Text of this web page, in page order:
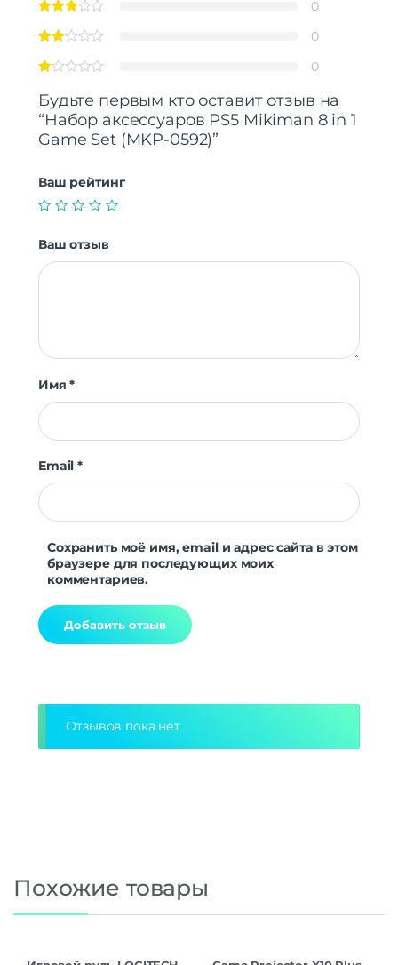
0
0
0
Будьте первым кто оставит отзыв на
“Набор аксессуаров PS5 Mikiman 8 in 1
Game Set (MKP-0592)”
Ваш рейтинг
Ваш отзыв
Имя*
Email*
Сохранить моё имя, email и адрес сайта в этом
браузере для последующих моих
комментариев.
Отзывов пока нет
Похожие товары